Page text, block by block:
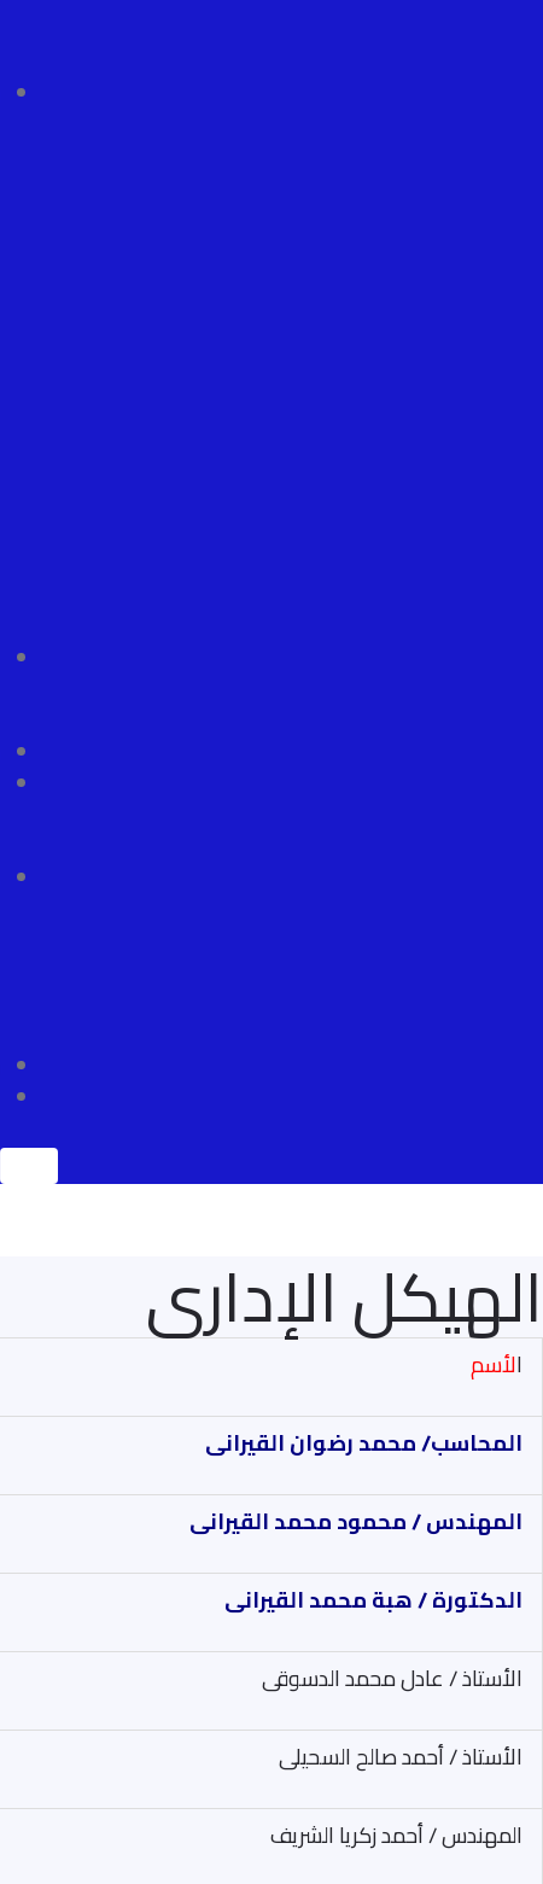
الهيكل الإدارى
الأسم
المحاسب/ محمد رضوان القيرانى
المهندس / محمود محمد القيرانى
الدكتورة / هبة محمد القيرانى
الأستاذ / عادل محمد الدسوقى
الأستاذ / أحمد صالح السحيلى
المهندس / أحمد زكريا الشريف